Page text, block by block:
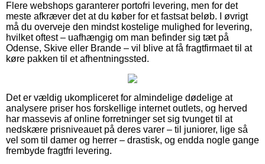
Flere webshops garanterer portofri levering, men for det
meste afkræver det at du køber for et fastsat beløb. I øvrigt
må du overveje den mindst kostelige mulighed for levering,
hvilket oftest – uafhængig om man befinder sig tæt på
Odense, Skive eller Brande – vil blive at få fragtfirmaet til at
køre pakken til et afhentningssted.
Det er vældig ukompliceret for almindelige dødelige at
analysere priser hos forskellige internet outlets, og herved
har massevis af online forretninger set sig tvunget til at
nedskære prisniveauet på deres varer – til juniorer, lige så
vel som til damer og herrer – drastisk, og endda nogle gange
frembyde fragtfri levering.